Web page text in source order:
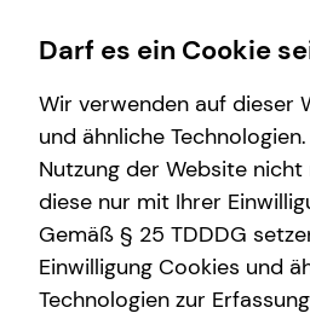
Wissenswertes
Über mich
Über tecis
Finanzberatung
Videoberatung
Spezialisten-Netzwerk
Service
Kundenportal
Schadenabwicklung
Karriere-Infos
Karrierechancen
Initiativbewerbung
Frank W. Echsler
Sales Manager
Anrede
Darf es ein Cookie
Wir verwenden auf dieser
und ähnliche
Nutzung der Website
diese nur mit Ihrer
Gemäß § 25 TDDDG
Einwilligung Cookies und
Technologien zur Erfassung